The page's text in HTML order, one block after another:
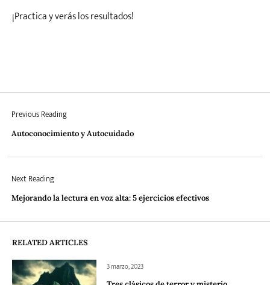
¡Practica y verás los resultados!
Previous Reading
Autoconocimiento y Autocuidado
Next Reading
Mejorando la lectura en voz alta: 5 ejercicios efectivos
RELATED ARTICLES
3 marzo, 2023